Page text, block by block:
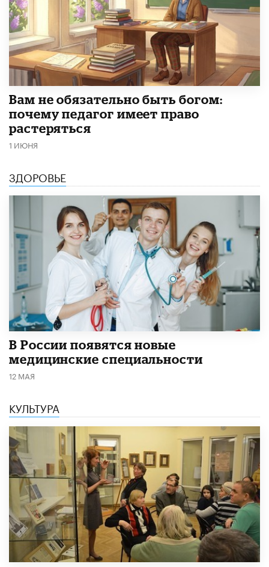
​Вам не обязательно быть богом:
почему педагог имеет право
растеряться
1 ИЮНЯ
ЗДОРОВЬЕ
В России появятся новые
медицинские специальности
12 МАЯ
КУЛЬТУРА